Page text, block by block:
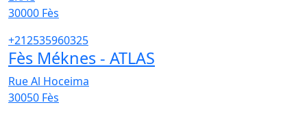
30000 Fès
+212535960325
Fès Méknes - ATLAS
Rue Al Hoceima
30050 Fès